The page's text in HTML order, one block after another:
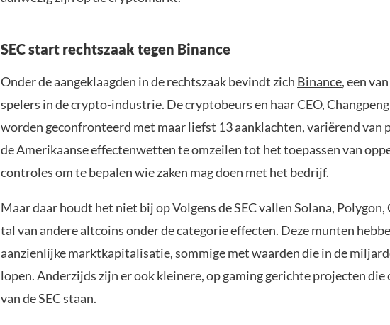
SEC start rechtszaak tegen Binance
Onder de aangeklaagden in de rechtszaak bevindt zich Binance, een
spelers in de crypto-industrie. De cryptobeurs en haar CEO,
worden geconfronteerd met maar liefst 13 aanklachten, variërend van
de Amerikaanse effectenwetten te omzeilen tot het toepassen van
controles om te bepalen wie zaken mag doen met het bedrijf.
Maar daar houdt het niet bij op Volgens de SEC vallen Solana, Polygon,
tal van andere altcoins onder de categorie effecten. Deze munten
aanzienlijke marktkapitalisatie, sommige met waarden die in de
lopen. Anderzijds zijn er ook kleinere, op gaming gerichte projecten die
van de SEC staan.